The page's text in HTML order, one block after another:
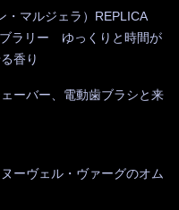
・マルジェラ）REPLICA
ラリー ゆっくりと時間が
香り
ーバー、電動歯ブラシと来
ーヴェル・ヴァーグのオム